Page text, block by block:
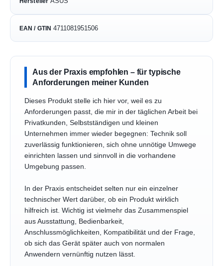
EAN / GTIN 4711081951506
Aus der Praxis empfohlen – für typische
Anforderungen meiner Kunden
Dieses Produkt stelle ich hier vor, weil es zu
Anforderungen passt, die mir in der täglichen Arbeit bei
Privatkunden, Selbstständigen und kleinen
Unternehmen immer wieder begegnen: Technik soll
zuverlässig funktionieren, sich ohne unnötige Umwege
einrichten lassen und sinnvoll in die vorhandene
Umgebung passen.
In der Praxis entscheidet selten nur ein einzelner
technischer Wert darüber, ob ein Produkt wirklich
hilfreich ist. Wichtig ist vielmehr das Zusammenspiel
aus Ausstattung, Bedienbarkeit,
Anschlussmöglichkeiten, Kompatibilität und der Frage,
ob sich das Gerät später auch von normalen
Anwendern vernünftig nutzen lässt.